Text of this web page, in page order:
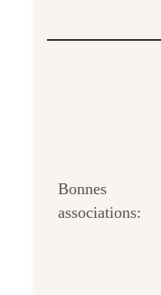
Bonnes
associations: